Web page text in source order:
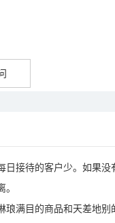
日接待的客户少。如果
琅满目的商品和天差地